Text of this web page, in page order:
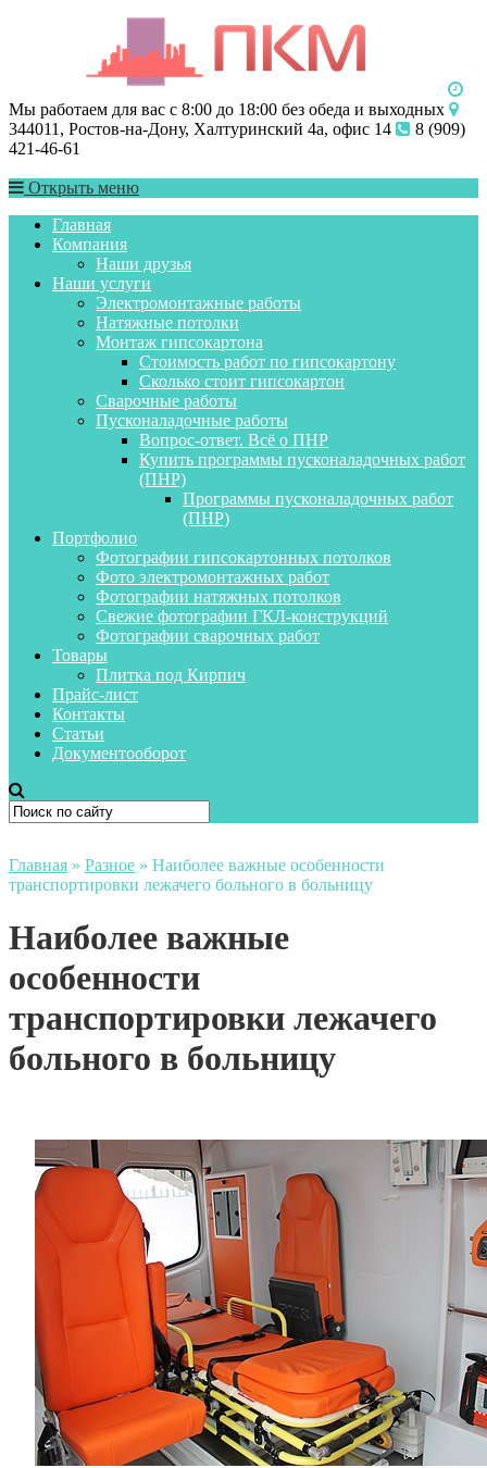
Мы работаем для вас с 8:00 до 18:00 без обеда и выходных
344011, Ростов-на-Дону, Халтуринский 4а, офис 14
8 (909)
421-46-61
Открыть меню
Главная
Компания
Наши друзья
Наши услуги
Электромонтажные работы
Натяжные потолки
Монтаж гипсокартона
Стоимость работ по гипсокартону
Сколько стоит гипсокартон
Сварочные работы
Пусконаладочные работы
Вопрос-ответ. Всё о ПНР
Купить программы пусконаладочных работ
(ПНР)
Программы пусконаладочных работ
(ПНР)
Портфолио
Фотографии гипсокартонных потолков
Фото электромонтажных работ
Фотографии натяжных потолков
Свежие фотографии ГКЛ-конструкций
Фотографии сварочных работ
Товары
Плитка под Кирпич
Прайс-лист
Контакты
Статьи
Документооборот
Главная » Разное » Наиболее важные особенности
транспортировки лежачего больного в больницу
Наиболее важные
особенности
транспортировки лежачего
больного в больницу